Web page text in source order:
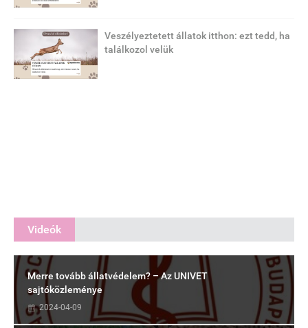
Veszélyeztetett állatok itthon: ezt tedd, ha
találkozol velük
Videók
Merre tovább állatvédelem? – Az UNIVET
sajtóközleménye
2024-04-09